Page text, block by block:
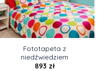
Fototapeta z
niedźwiedziem
893 zł